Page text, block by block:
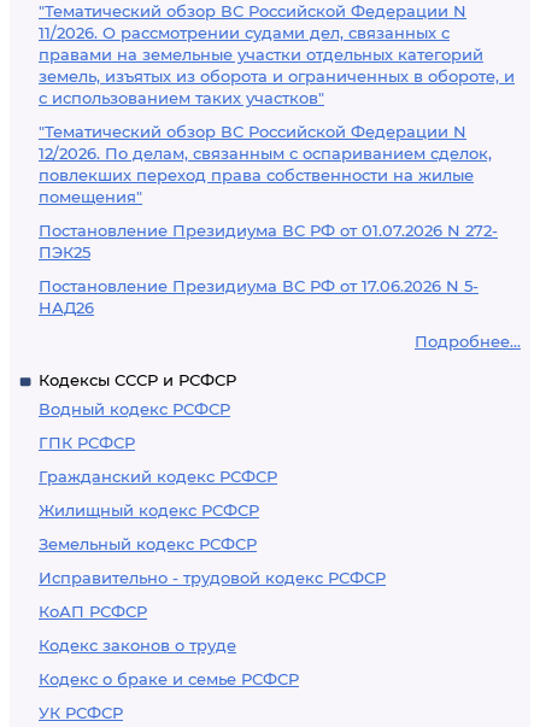
"Тематический обзор ВС Российской Федерации N
11/2026. О рассмотрении судами дел, связанных с
правами на земельные участки отдельных категорий
земель, изъятых из оборота и ограниченных в обороте, и
с использованием таких участков"
"Тематический обзор ВС Российской Федерации N
12/2026. По делам, связанным с оспариванием сделок,
повлекших переход права собственности на жилые
помещения"
Постановление Президиума ВС РФ от 01.07.2026 N 272-
ПЭК25
Постановление Президиума ВС РФ от 17.06.2026 N 5-
НАД26
Подробнее...
Кодексы СССР и РСФСР
Водный кодекс РСФСР
ГПК РСФСР
Гражданский кодекс РСФСР
Жилищный кодекс РСФСР
Земельный кодекс РСФСР
Исправительно - трудовой кодекс РСФСР
КоАП РСФСР
Кодекс законов о труде
Кодекс о браке и семье РСФСР
УК РСФСР